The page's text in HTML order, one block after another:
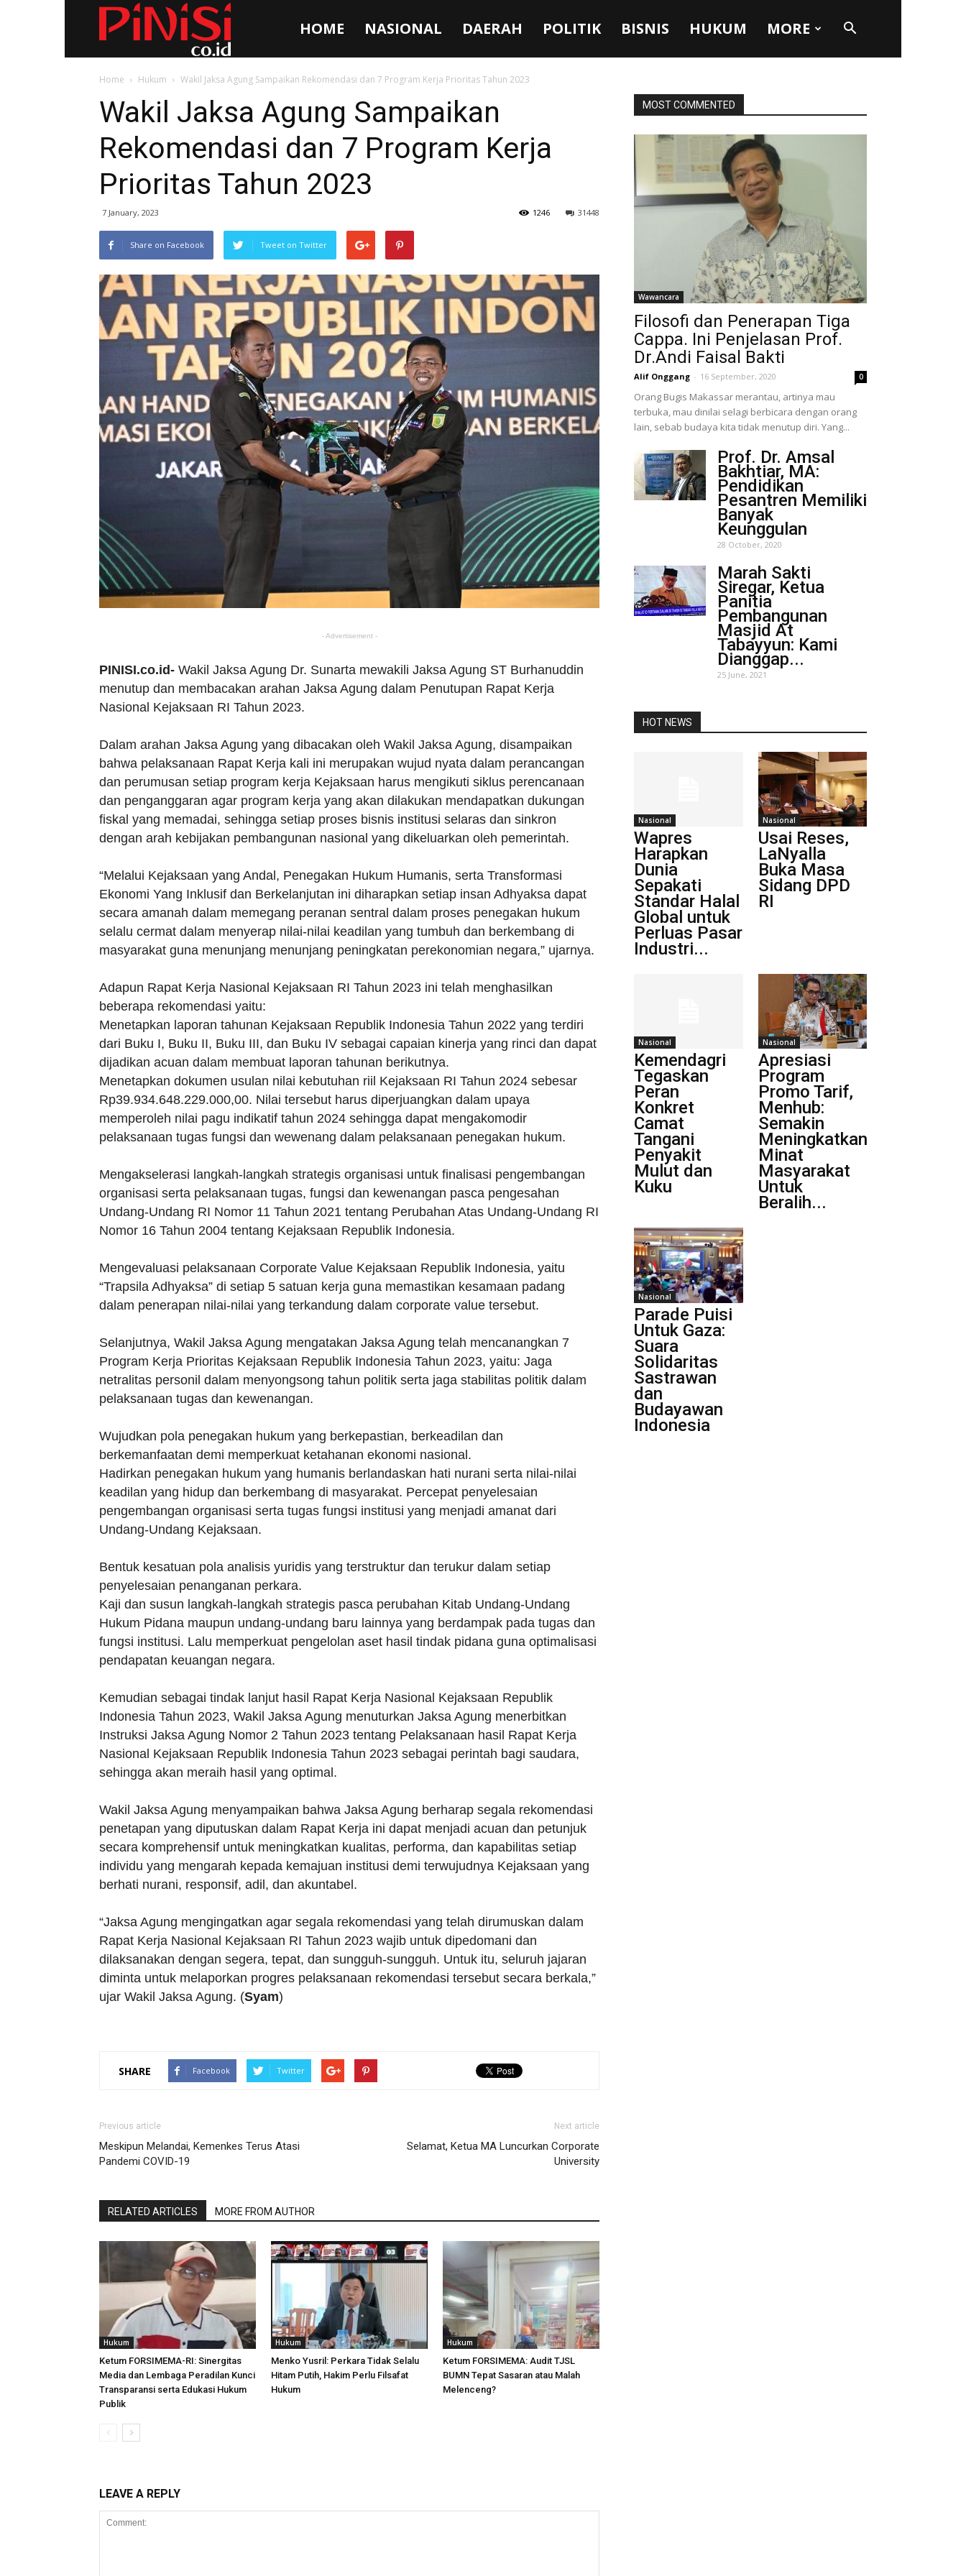
HOME NASIONAL DAERAH POLITIK BISNIS HUKUM MORE
Home Hukum Wakil Jaksa Agung Sampaikan Rekomendasi dan 7 Program Kerja Prioritas Tahun 2023
Wakil Jaksa Agung Sampaikan
Rekomendasi dan 7 Program Kerja
Prioritas Tahun 2023
7 January, 2023 31448
1246
Share on Facebook Tweet on Twitter
- Advertisement -
PINISI.co.id- Wakil Jaksa Agung Dr. Sunarta mewakili Jaksa Agung ST Burhanuddin
menutup dan membacakan arahan Jaksa Agung dalam Penutupan Rapat Kerja
Nasional Kejaksaan RI Tahun 2023.
Dalam arahan Jaksa Agung yang dibacakan oleh Wakil Jaksa Agung, disampaikan
bahwa pelaksanaan Rapat Kerja kali ini merupakan wujud nyata dalam perancangan
dan perumusan setiap program kerja Kejaksaan harus mengikuti siklus perencanaan
dan penganggaran agar program kerja yang akan dilakukan mendapatkan dukungan
fiskal yang memadai, sehingga setiap proses bisnis institusi selaras dan sinkron
dengan arah kebijakan pembangunan nasional yang dikeluarkan oleh pemerintah.
“Melalui Kejaksaan yang Andal, Penegakan Hukum Humanis, serta Transformasi
Ekonomi Yang Inklusif dan Berkelanjutan ini diharapkan setiap insan Adhyaksa dapat
secara amanah dalam memegang peranan sentral dalam proses penegakan hukum
selalu cermat dalam menyerap nilai-nilai keadilan yang tumbuh dan berkembang di
masyarakat guna menunjang menunjang peningkatan perekonomian negara,” ujarnya.
Adapun Rapat Kerja Nasional Kejaksaan RI Tahun 2023 ini telah menghasilkan
beberapa rekomendasi yaitu:
Menetapkan laporan tahunan Kejaksaan Republik Indonesia Tahun 2022 yang terdiri
dari Buku I, Buku II, Buku III, dan Buku IV sebagai capaian kinerja yang rinci dan dapat
dijadikan acuan dalam membuat laporan tahunan berikutnya.
Menetapkan dokumen usulan nilai kebutuhan riil Kejaksaan RI Tahun 2024 sebesar
Rp39.934.648.229.000,00. Nilai tersebut harus diperjuangkan dalam upaya
memperoleh nilai pagu indikatif tahun 2024 sehingga dapat mengakomodir
pelaksanaan tugas fungsi dan wewenang dalam pelaksanaan penegakan hukum.
Mengakselerasi langkah-langkah strategis organisasi untuk finalisasi pengembangan
organisasi serta pelaksanaan tugas, fungsi dan kewenangan pasca pengesahan
Undang-Undang RI Nomor 11 Tahun 2021 tentang Perubahan Atas Undang-Undang RI
Nomor 16 Tahun 2004 tentang Kejaksaan Republik Indonesia.
Mengevaluasi pelaksanaan Corporate Value Kejaksaan Republik Indonesia, yaitu
“Trapsila Adhyaksa” di setiap 5 satuan kerja guna memastikan kesamaan padang
dalam penerapan nilai-nilai yang terkandung dalam corporate value tersebut.
Selanjutnya, Wakil Jaksa Agung mengatakan Jaksa Agung telah mencanangkan 7
Program Kerja Prioritas Kejaksaan Republik Indonesia Tahun 2023, yaitu: Jaga
netralitas personil dalam menyongsong tahun politik serta jaga stabilitas politik dalam
pelaksanaan tugas dan kewenangan.
Wujudkan pola penegakan hukum yang berkepastian, berkeadilan dan
berkemanfaatan demi memperkuat ketahanan ekonomi nasional.
Hadirkan penegakan hukum yang humanis berlandaskan hati nurani serta nilai-nilai
keadilan yang hidup dan berkembang di masyarakat. Percepat penyelesaian
pengembangan organisasi serta tugas fungsi institusi yang menjadi amanat dari
Undang-Undang Kejaksaan.
Bentuk kesatuan pola analisis yuridis yang terstruktur dan terukur dalam setiap
penyelesaian penanganan perkara.
Kaji dan susun langkah-langkah strategis pasca perubahan Kitab Undang-Undang
Hukum Pidana maupun undang-undang baru lainnya yang berdampak pada tugas dan
fungsi institusi. Lalu memperkuat pengelolan aset hasil tindak pidana guna optimalisasi
pendapatan keuangan negara.
Kemudian sebagai tindak lanjut hasil Rapat Kerja Nasional Kejaksaan Republik
Indonesia Tahun 2023, Wakil Jaksa Agung menuturkan Jaksa Agung menerbitkan
Instruksi Jaksa Agung Nomor 2 Tahun 2023 tentang Pelaksanaan hasil Rapat Kerja
Nasional Kejaksaan Republik Indonesia Tahun 2023 sebagai perintah bagi saudara,
sehingga akan meraih hasil yang optimal.
Wakil Jaksa Agung menyampaikan bahwa Jaksa Agung berharap segala rekomendasi
penetapan yang diputuskan dalam Rapat Kerja ini dapat menjadi acuan dan petunjuk
secara komprehensif untuk meningkatkan kualitas, performa, dan kapabilitas setiap
individu yang mengarah kepada kemajuan institusi demi terwujudnya Kejaksaan yang
berhati nurani, responsif, adil, dan akuntabel.
“Jaksa Agung mengingatkan agar segala rekomendasi yang telah dirumuskan dalam
Rapat Kerja Nasional Kejaksaan RI Tahun 2023 wajib untuk dipedomani dan
dilaksanakan dengan segera, tepat, dan sungguh-sungguh. Untuk itu, seluruh jajaran
diminta untuk melaporkan progres pelaksanaan rekomendasi tersebut secara berkala,”
ujar Wakil Jaksa Agung. (Syam)
SHARE Facebook Twitter
Previous article
Meskipun Melandai, Kemenkes Terus Atasi
Pandemi COVID-19
Next article
Selamat, Ketua MA Luncurkan Corporate
University
RELATED ARTICLES MORE FROM AUTHOR
Hukum
Ketum FORSIMEMA-RI: Sinergitas
Media dan Lembaga Peradilan Kunci
Transparansi serta Edukasi Hukum
Publik
Hukum
Menko Yusril: Perkara Tidak Selalu
Hitam Putih, Hakim Perlu Filsafat
Hukum
Hukum
Ketum FORSIMEMA: Audit TJSL
BUMN Tepat Sasaran atau Malah
Melenceng?
LEAVE A REPLY
MOST COMMENTED
Wawancara
Filosofi dan Penerapan Tiga
Cappa. Ini Penjelasan Prof.
Dr.Andi Faisal Bakti
Alif Onggang - 16 September, 2020 0
Orang Bugis Makassar merantau, artinya mau
terbuka, mau dinilai selagi berbicara dengan orang
lain, sebab budaya kita tidak menutup diri. Yang...
Prof. Dr. Amsal
Bakhtiar, MA:
Pendidikan
Pesantren Memiliki
Banyak
Keunggulan
28 October, 2020
Marah Sakti
Siregar, Ketua
Panitia
Pembangunan
Masjid At
Tabayyun: Kami
Dianggap...
25 June, 2021
HOT NEWS
Nasional
Wapres
Harapkan
Dunia
Sepakati
Standar Halal
Global untuk
Perluas Pasar
Industri...
Nasional
Usai Reses,
LaNyalla
Buka Masa
Sidang DPD
RI
Nasional
Kemendagri
Tegaskan
Peran
Konkret
Camat
Tangani
Penyakit
Mulut dan
Kuku
Nasional
Apresiasi
Program
Promo Tarif,
Menhub:
Semakin
Meningkatkan
Minat
Masyarakat
Untuk
Beralih...
Nasional
Parade Puisi
Untuk Gaza:
Suara
Solidaritas
Sastrawan
dan
Budayawan
Indonesia